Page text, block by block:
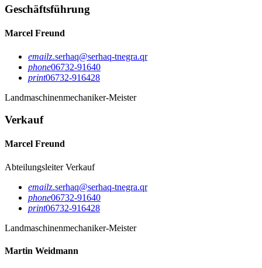
Geschäftsführung
Marcel Freund
emailz.serhaq@serhaq-tnegra.qr
phone06732-91640
print06732-916428
Landmaschinenmechaniker-Meister
Verkauf
Marcel Freund
Abteilungsleiter Verkauf
emailz.serhaq@serhaq-tnegra.qr
phone06732-91640
print06732-916428
Landmaschinenmechaniker-Meister
Martin Weidmann